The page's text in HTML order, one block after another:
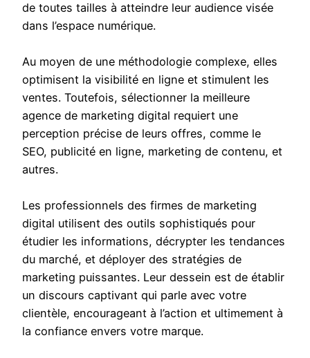
de toutes tailles à atteindre leur audience visée
dans l’espace numérique.
Au moyen de une méthodologie complexe, elles
optimisent la visibilité en ligne et stimulent les
ventes. Toutefois, sélectionner la meilleure
agence de marketing digital requiert une
perception précise de leurs offres, comme le
SEO, publicité en ligne, marketing de contenu, et
autres.
Les professionnels des firmes de marketing
digital utilisent des outils sophistiqués pour
étudier les informations, décrypter les tendances
du marché, et déployer des stratégies de
marketing puissantes. Leur dessein est de établir
un discours captivant qui parle avec votre
clientèle, encourageant à l’action et ultimement à
la confiance envers votre marque.